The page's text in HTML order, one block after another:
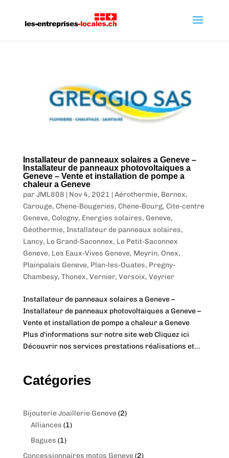
Installateur de panneaux solaires a Geneve –
Installateur de panneaux photovoltaiques a
Geneve – Vente et installation de pompe a
chaleur a Geneve
parJML808 | Nov 4, 2021 |Aérothermie, Bernex,
Carouge, Chene-Bougeries, Chene-Bourg, Cite-centre
Geneve, Cologny, Energies solaires, Geneve,
Géothermie, Installateur de panneaux solaires,
Lancy, Le Grand-Saconnex, Le Petit-Saconnex
Geneve, Les Eaux-Vives Geneve, Meyrin, Onex,
Plainpalais Geneve, Plan-les-Ouates, Pregny-
Chambesy, Thonex, Vernier, Versoix, Veyrier
Installateur de panneaux solaires a Geneve –
Installateur de panneaux photovoltaiques a Geneve –
Vente et installation de pompe a chaleur a Geneve
Plus d'informations sur notre site web Cliquez ici
Découvrir nos services prestations réalisations et...
Catégories
Bijouterie Joaillerie Geneve 22
Alliances 11
Bagues 11
Concessionnaires motos Geneve 22